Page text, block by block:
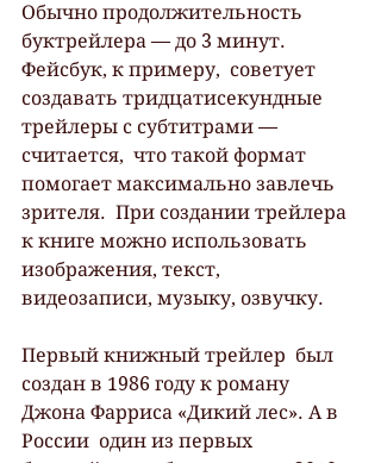
Обычно продолжительность
буктрейлера — до 3 минут.
Фейсбук, к примеру,  советует
создавать тридцатисекундные
трейлеры с субтитрами —
считается,  что такой формат
помогает максимально завлечь
зрителя.  При создании трейлера
к книге можно использовать
изображения, текст,
видеозаписи, музыку, озвучку.
Первый книжный трейлер  был
создан в 1986 году к роману
Джона Фарриса «Дикий лес». А в
России  один из первых